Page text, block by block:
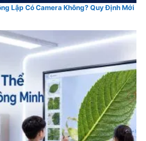
Lập Có Camera Không? Quy Định Mới